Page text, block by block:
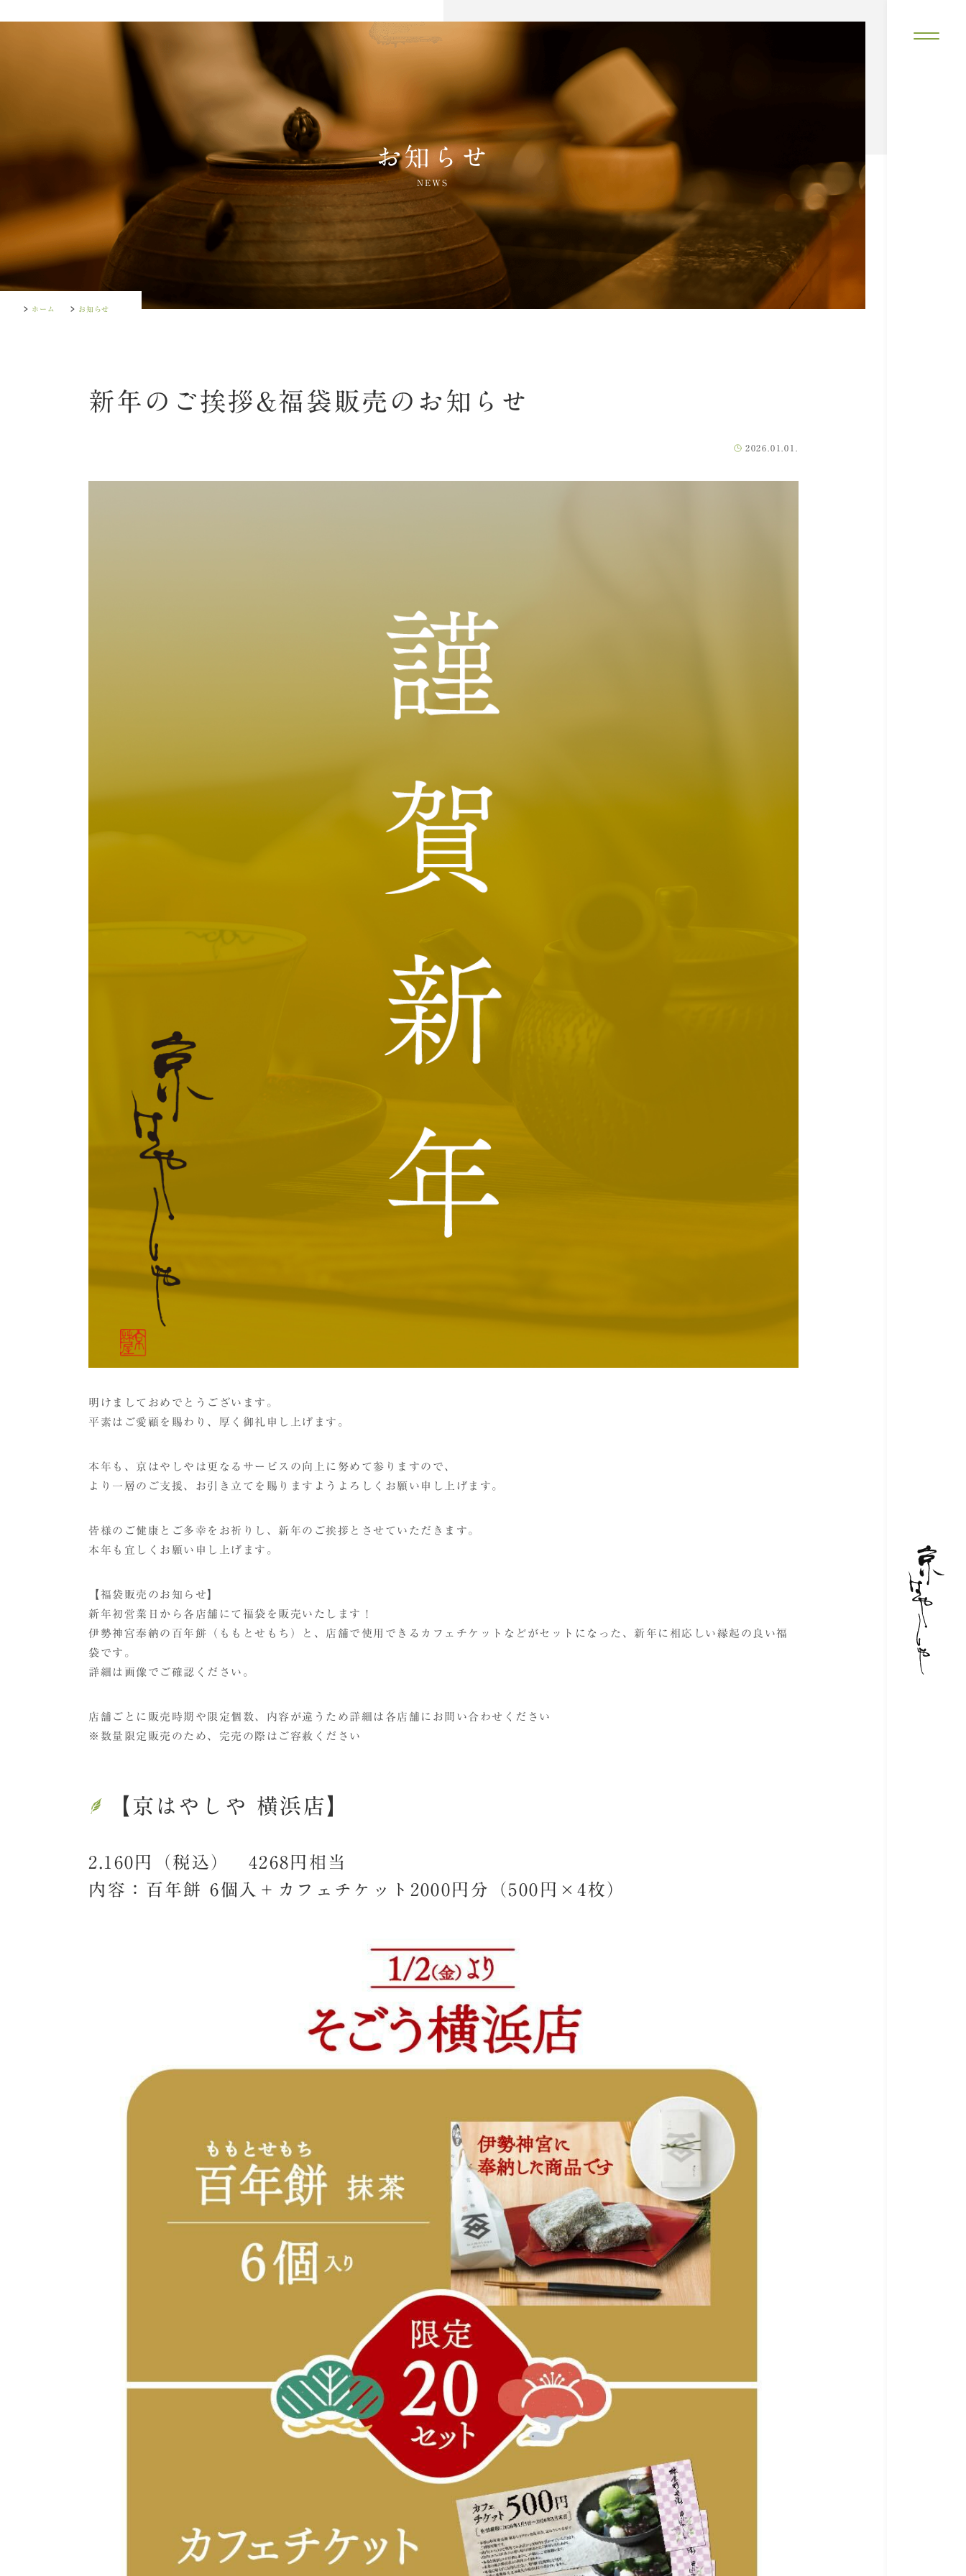
お知らせ
NEWS
ホーム お知らせ
新年のご挨拶&福袋販売のお知らせ
2026.01.01.
明けましておめでとうございます。
平素はご愛顧を賜わり、厚く御礼申し上げます。
本年も、京はやしやは更なるサービスの向上に努めて参りますので、
より一層のご支援、お引き立てを賜りますようよろしくお願い申し上げます。
皆様のご健康とご多幸をお祈りし、新年のご挨拶とさせていただきます。
本年も宜しくお願い申し上げます。
【福袋販売のお知らせ】
新年初営業日から各店舗にて福袋を販売いたします！
伊勢神宮奉納の百年餅（ももとせもち）と、店舗で使用できるカフェチケットなどがセットになった、新年に相応しい縁起の良い福
袋です。
詳細は画像でご確認ください。
店舗ごとに販売時期や限定個数、内容が違うため詳細は各店舗にお問い合わせください
※数量限定販売のため、完売の際はご容赦ください
【京はやしや 横浜店】
2.160円（税込） 4268円相当
内容：百年餅 6個入＋カフェチケット2000円分（500円×4枚）